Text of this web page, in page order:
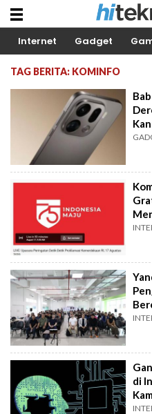
Internet Gadget
TAG BERITA: KOMINFO
di